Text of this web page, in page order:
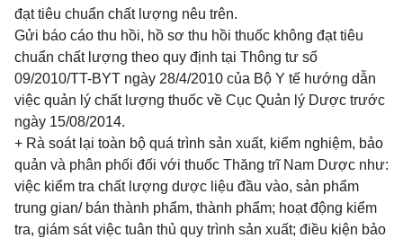
đạt tiêu chuẩn chất lượng nêu trên.
Gửi báo cáo thu hồi, hồ sơ thu hồi thuốc không đạt tiêu
chuẩn chất lượng theo quy định tại Thông tư số
09/2010/TT-BYT ngày 28/4/2010 của Bộ Y tế hướng dẫn
việc quản lý chất lượng thuốc về Cục Quản lý Dược trước
ngày 15/08/2014.
+ Rà soát lại toàn bộ quá trình sản xuất, kiểm nghiệm, bảo
quản và phân phối đối với thuốc Thăng trĩ Nam Dược như:
việc kiểm tra chất lượng dược liệu đầu vào, sản phẩm
trung gian/ bán thành phẩm, thành phẩm; hoạt động kiểm
tra, giám sát việc tuân thủ quy trình sản xuất; điều kiện bảo